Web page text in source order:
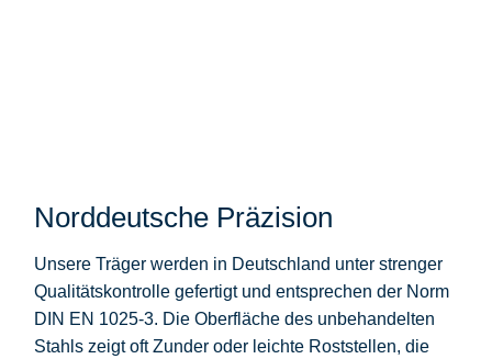
Norddeutsche Präzision
Unsere Träger werden in Deutschland unter strenger
Qualitätskontrolle gefertigt und entsprechen der Norm
DIN EN 1025-3. Die Oberfläche des unbehandelten
Stahls zeigt oft Zunder oder leichte Roststellen, die